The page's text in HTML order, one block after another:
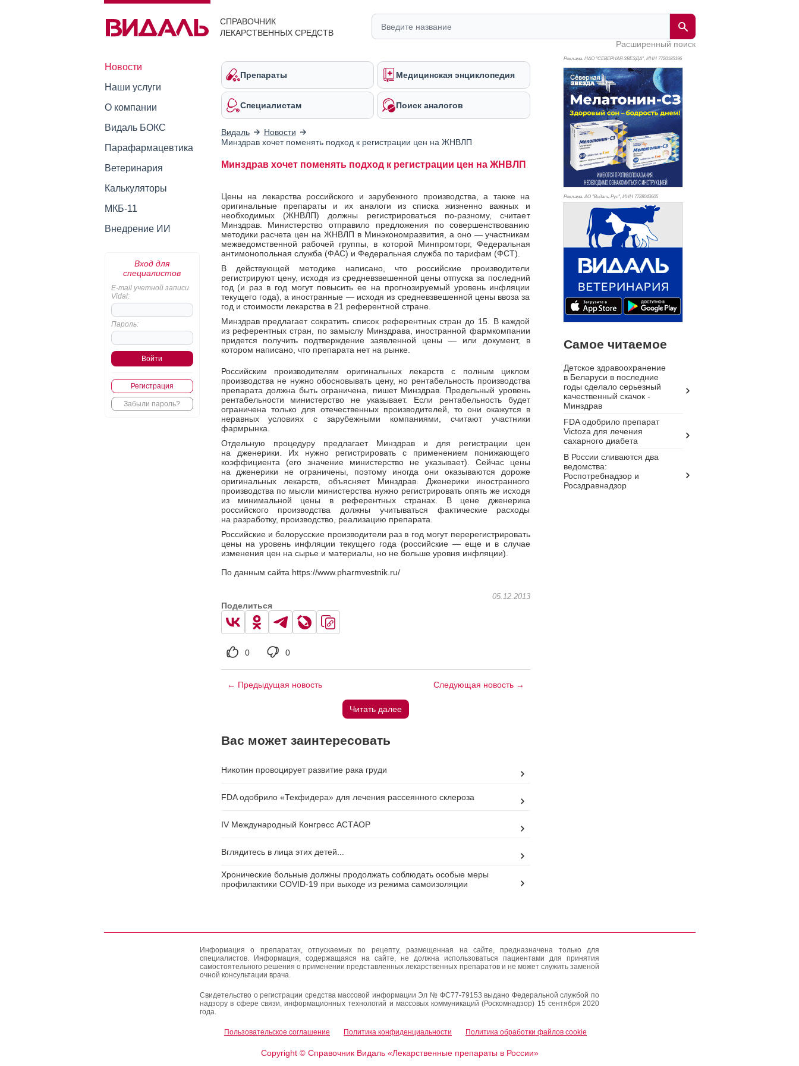
СПРАВОЧНИК
ЛЕКАРСТВЕННЫХ СРЕДСТВ
Расширенный поиск
Новости
Наши услуги
О компании
Видаль БОКС
Парафармацевтика
Ветеринария
Калькуляторы
МКБ-11
Внедрение ИИ
Вход для
специалистов
E-mail учетной записи
Vidal:
Пароль:
Регистрация
Забыли пароль?
Препараты Медицинская энциклопедия
Специалистам Поиск аналогов
Видаль
Новости
Минздрав хочет поменять подход к регистрации цен на ЖНВЛП
Минздрав хочет поменять подход к регистрации цен на ЖНВЛП
Цены на лекарства российского и зарубежного производства, а также на
оригинальные препараты и их аналоги из списка жизненно важных и
необходимых (ЖНВЛП) должны регистрироваться по-разному, считает
Минздрав. Министерство отправило предложения по совершенствованию
методики расчета цен на ЖНВЛП в Минэкономразвития, а оно — участникам
межведомственной рабочей группы, в которой Минпромторг, Федеральная
антимонопольная служба (ФАС) и Федеральная служба по тарифам (ФСТ).
В действующей методике написано, что российские производители
регистрируют цену, исходя из средневзвешенной цены отпуска за последний
год (и раз в год могут повысить ее на прогнозируемый уровень инфляции
текущего года), а иностранные — исходя из средневзвешенной цены ввоза за
год и стоимости лекарства в 21 референтной стране.
Минздрав предлагает сократить список референтных стран до 15. В каждой
из референтных стран, по замыслу Минздрава, иностранной фармкомпании
придется получить подтверждение заявленной цены — или документ, в
котором написано, что препарата нет на рынке.
Российским производителям оригинальных лекарств с полным циклом
производства не нужно обосновывать цену, но рентабельность производства
препарата должна быть ограничена, пишет Минздрав. Предельный уровень
рентабельности министерство не указывает. Если рентабельность будет
ограничена только для отечественных производителей, то они окажутся в
неравных условиях с зарубежными компаниями, считают участники
фармрынка.
Отдельную процедуру предлагает Минздрав и для регистрации цен
на дженерики. Их нужно регистрировать с применением понижающего
коэффициента (его значение министерство не указывает). Сейчас цены
на дженерики не ограничены, поэтому иногда они оказываются дороже
оригинальных лекарств, объясняет Минздрав. Дженерики иностранного
производства по мысли министерства нужно регистрировать опять же исходя
из минимальной цены в референтных странах. В цене дженерика
российского производства должны учитываться фактические расходы
на разработку, производство, реализацию препарата.
Российские и белорусские производители раз в год могут перерегистрировать
цены на уровень инфляции текущего года (российские — еще и в случае
изменения цен на сырье и материалы, но не больше уровня инфляции).
По данным сайта https://www.pharmvestnik.ru/
05.12.2013
Поделиться
0 0
← Предыдущая новость Следующая новость →
Читать далее
Вас может заинтересовать
Никотин провоцирует развитие рака груди
FDA одобрило «Текфидера» для лечения рассеянного склероза
IV Международный Конгресс АСТАОР
Вглядитесь в лица этих детей...
Хронические больные должны продолжать соблюдать особые меры
профилактики COVID-19 при выходе из режима самоизоляции
Реклама. НАО "СЕВЕРНАЯ ЗВЕЗДА", ИНН 7720185196
Реклама. АО "Видаль Рус", ИНН 7728043605
Самое читаемое
Детское здравоохранение
в Беларуси в последние
годы сделало серьезный
качественный скачок -
Минздрав
FDA одобрило препарат
Victoza для лечения
сахарного диабета
В России сливаются два
ведомства:
Роспотребнадзор и
Росздравнадзор
Информация о препаратах, отпускаемых по рецепту, размещенная на сайте, предназначена только для
специалистов. Информация, содержащаяся на сайте, не должна использоваться пациентами для принятия
самостоятельного решения о применении представленных лекарственных препаратов и не может служить заменой
очной консультации врача.
Свидетельство о регистрации средства массовой информации Эл № ФС77-79153 выдано Федеральной службой по
надзору в сфере связи, информационных технологий и массовых коммуникаций (Роскомнадзор) 15 сентября 2020
года.
Пользовательское соглашение Политика конфиденциальности Политика обработки файлов cookie
Copyright ©Справочник Видаль «Лекарственные препараты в России»